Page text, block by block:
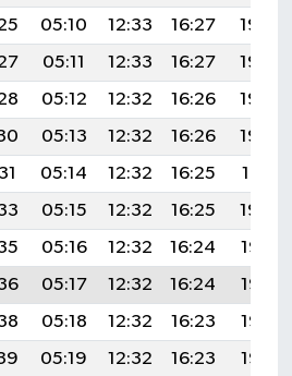
05:10 12:33 16:27
19:45
05:11 12:33 16:27
19:44
05:12 12:32 16:26
19:43
05:13 12:32 16:26
19:42
05:14 12:32 16:25
19:41
05:15 12:32 16:25
19:40
05:16 12:32 16:24
19:38
05:17 12:32 16:24
19:37
05:18 12:32 16:23
19:36
05:19 12:32 16:23
19:35